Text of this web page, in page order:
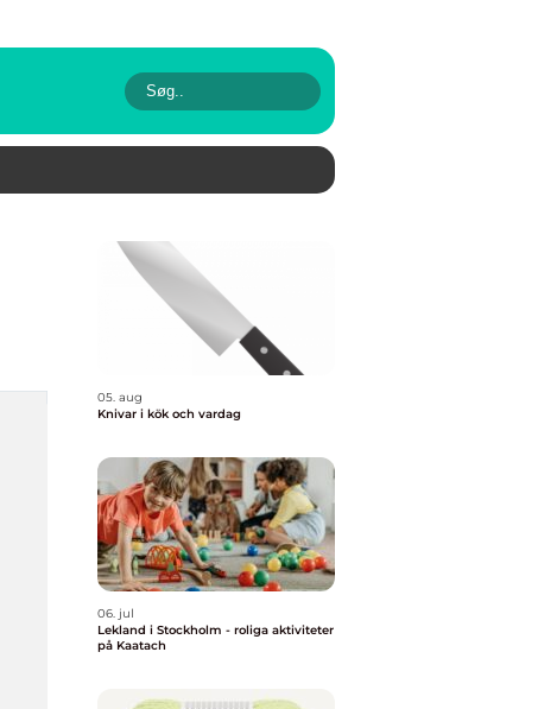
05. aug
Knivar i kök och vardag
06. jul
Lekland i Stockholm - roliga aktiviteter
på Kaatach